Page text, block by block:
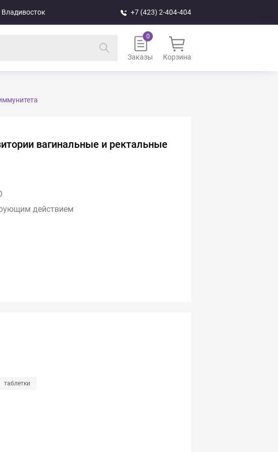
Владивосток +7 (423) 2-404-404
Заказы Корзина
вагинальные и ректальные
действием
таблетки